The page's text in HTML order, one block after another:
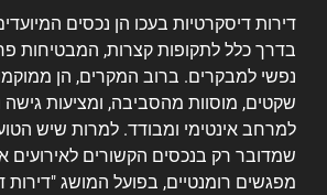
דירות דיסקרטיות בעכו הן נכסים
בדרך כלל לתקופות קצרות, המבטיחות
נפשי למבקרים. ברוב המקרים, הן
שקטים, מוסוות מהסביבה, ומציעות גישה
למרחב אינטימי ומבודד. למרות שיש
שמדובר רק בנכסים הקשורים לאירועים
מפגשים רומנטיים, בפועל המושג "דירות